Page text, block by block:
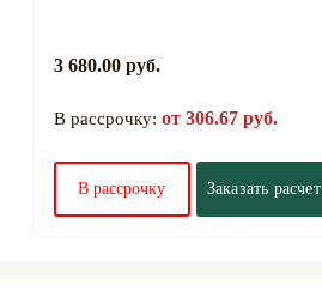
3 680.00 руб.
В рассрочку: от 306.67 руб.
В рассрочку Заказать расчет